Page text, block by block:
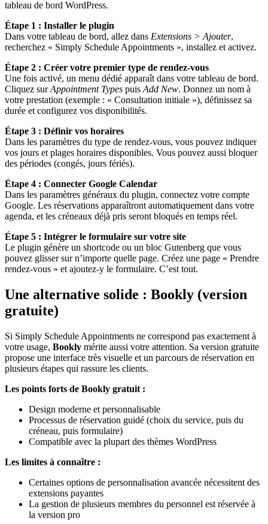
tableau de bord WordPress.
Étape 1 : Installer le plugin
Dans votre tableau de bord, allez dans Extensions > Ajouter,
recherchez « Simply Schedule Appointments », installez et activez.
Étape 2 : Créer votre premier type de rendez-vous
Une fois activé, un menu dédié apparaît dans votre tableau de bord.
Cliquez surAppointment Types puis Add New. Donnez un nom à
votre prestation (exemple : « Consultation initiale »), définissez sa
durée et configurez vos disponibilités.
Étape 3 : Définir vos horaires
Dans les paramètres du type de rendez-vous, vous pouvez indiquer
vos jours et plages horaires disponibles. Vous pouvez aussi bloquer
des périodes (congés, jours fériés).
Étape 4 : Connecter Google Calendar
Dans les paramètres généraux du plugin, connectez votre compte
Google. Les réservations apparaîtront automatiquement dans votre
agenda, et les créneaux déjà pris seront bloqués en temps réel.
Étape 5 : Intégrer le formulaire sur votre site
Le plugin génère un shortcode ou un bloc Gutenberg que vous
pouvez glisser sur n’importe quelle page. Créez une page « Prendre
rendez-vous » et ajoutez-y le formulaire. C’est tout.
Une alternative solide : Bookly (version
gratuite)
Si Simply Schedule Appointments ne correspond pas exactement à
votre usage, Bookly mérite aussi votre attention. Sa version gratuite
propose une interface très visuelle et un parcours de réservation en
plusieurs étapes qui rassure les clients.
Les points forts de Bookly gratuit :
Design moderne et personnalisable
Processus de réservation guidé (choix du service, puis du
créneau, puis formulaire)
Compatible avec la plupart des thèmes WordPress
Les limites à connaître :
Certaines options de personnalisation avancée nécessitent des
extensions payantes
La gestion de plusieurs membres du personnel est réservée à
la version pro